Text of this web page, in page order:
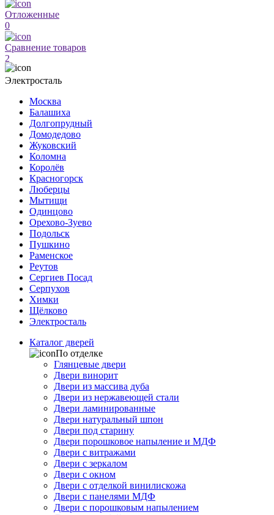
Отложенные
0
Сравнение товаров
2
Электросталь
Москва
Балашиха
Долгопрудный
Домодедово
Жуковский
Коломна
Королёв
Красногорск
Люберцы
Мытищи
Одинцово
Орехово-Зуево
Подольск
Пушкино
Раменское
Реутов
Сергиев Посад
Серпухов
Химки
Щёлково
Электросталь
Каталог дверей
По отделке
Глянцевые двери
Двери винорит
Двери из массива дуба
Двери из нержавеющей стали
Двери ламинированные
Двери натуральный шпон
Двери под старину
Двери порошковое напыление и МДФ
Двери с витражами
Двери с зеркалом
Двери с окном
Двери с отделкой винилискожа
Двери с панелями МДФ
Двери с порошковым напылением